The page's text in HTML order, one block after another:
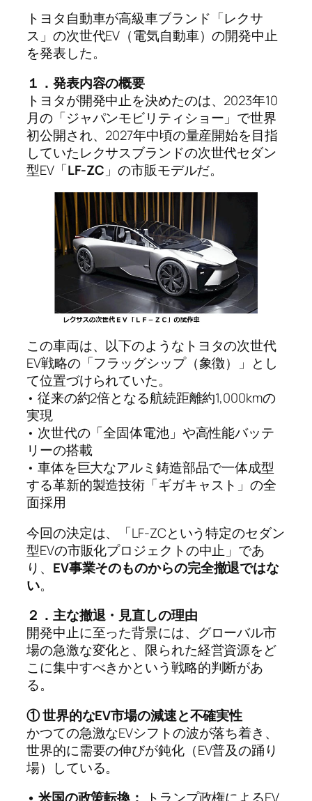
トヨタ自動車が高級車ブランド「レクサ
ス」の次世代EV（電気自動車）の開発中止
を発表した。
１．発表内容の概要
トヨタが開発中止を決めたのは、2023年10
月の「ジャパンモビリティショー」で世界
初公開され、2027年中頃の量産開始を目指
していたレクサスブランドの次世代セダン
型EV「LF-ZC 」の市販モデルだ。
この車両は、以下のようなトヨタの次世代
EV戦略の「フラッグシップ（象徴）」とし
て位置づけられていた。
• 従来の約2倍となる航続距離約1,000kmの
実現
• 次世代の「全固体電池」や高性能バッテ
リーの搭載
• 車体を巨大なアルミ鋳造部品で一体成型
する革新的製造技術「ギガキャスト」の全
面採用
今回の決定は、「LF-ZCという特定のセダン
型EVの市販化プロジェクトの中止」であ
り、 EV事業そのものからの完全撤退ではな
い。
２．主な撤退・見直しの理由
開発中止に至った背景には、グローバル市
場の急激な変化と、限られた経営資源をど
こに集中すべきかという戦略的判断があ
る。
① 世界的なEV市場の減速と不確実性
かつての急激なEVシフトの波が落ち着き、
世界的に需要の伸びが鈍化（EV普及の踊り
場）している。